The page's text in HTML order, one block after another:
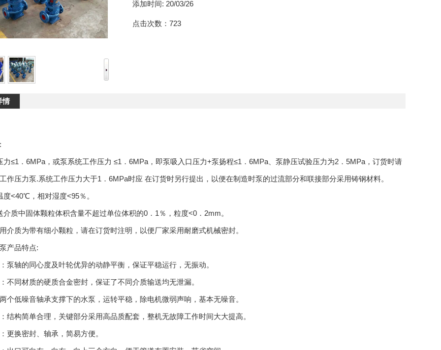
添加时间: 20/03/26
点击次数： 723
情
力≤1．6MPa，或泵系统工作压力 ≤1．6MPa，即泵吸入口压力+泵扬程≤1．6MPa、泵静压试验压力为2．5MPa，订货时请
作压力泵.系统工作压力大于1．6MPa时应 在订货时另行提出，以便在制造时泵的过流部分和联接部分采用铸钢材料。
度<40℃，相对湿度<95％。
介质中固体颗粒体积含量不超过单位体积的0．1％，粒度<0．2mm。
介质为带有细小颗粒，请在订货时注明，以便厂家采用耐磨式机械密封。
产品特点:
泵轴的同心度及叶轮优异的动静平衡，保证平稳运行，无振动。
不同材质的硬质合金密封，保证了不同介质输送均无泄漏。
个低噪音轴承支撑下的水泵，运转平稳，除电机微弱声响，基本无噪音。
结构简单合理，关键部分采用高品质配套，整机无故障工作时间大大提高。
更换密封、轴承，简易方便。